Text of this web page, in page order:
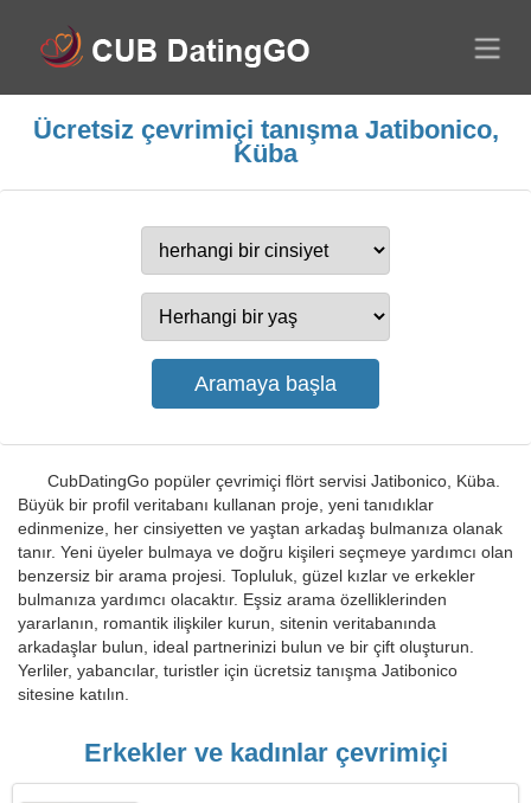
Ücretsiz çevrimiçi tanışma Jatibonico,
Küba
CubDatingGo popüler çevrimiçi flört servisi Jatibonico, Küba.
Büyük bir profil veritabanı kullanan proje, yeni tanıdıklar
edinmenize, her cinsiyetten ve yaştan arkadaş bulmanıza olanak
tanır. Yeni üyeler bulmaya ve doğru kişileri seçmeye yardımcı olan
benzersiz bir arama projesi. Topluluk, güzel kızlar ve erkekler
bulmanıza yardımcı olacaktır. Eşsiz arama özelliklerinden
yararlanın, romantik ilişkiler kurun, sitenin veritabanında
arkadaşlar bulun, ideal partnerinizi bulun ve bir çift oluşturun.
Yerliler, yabancılar, turistler için ücretsiz tanışma Jatibonico
sitesine katılın.
Erkekler ve kadınlar çevrimiçi